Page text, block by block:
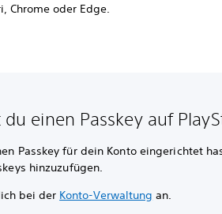
Chrome oder Edge.
du einen Passkey auf
Passkey für dein Konto eingerichtet
hinzuzufügen.
bei der Konto-Verwaltung an.